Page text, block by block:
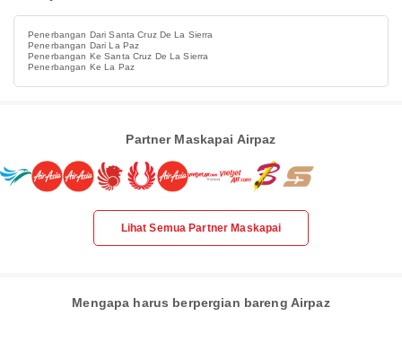
Penerbangan Dari Santa Cruz De La Sierra
Penerbangan Dari La Paz
Penerbangan Ke Santa Cruz De La Sierra
Penerbangan Ke La Paz
Partner Maskapai Airpaz
Lihat Semua Partner Maskapai
Mengapa harus berpergian bareng Airpaz